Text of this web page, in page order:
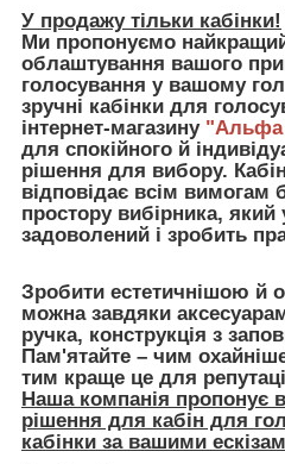
У продажу тільки кабінки!
Ми пропонуємо
облаштування вашого
голосування у вашому
зручні кабінки для
інтернет-магазину"Альфа
для спокійного й
рішення для вибору.
відповідає всім вимогам
простору вибірника,
задоволений і зробить
Зробити естетичнішою й
можна завдяки
ручка, конструкція з
Пам'ятайте – чим
тим краще це для
Наша компанія пропонує
рішення для кабін для
кабінки за вашими